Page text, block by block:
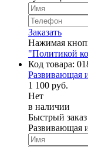
Заказать
Нажимая
"Политикой
Код товара:
Развивающая
1 100 руб.
Нет
в наличии
Быстрый заказ
Развивающая